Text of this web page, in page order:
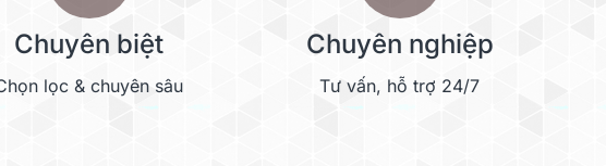
Chuyên biệt
lọc & chuyên sâu
Chuyên nghiệp
Tư vấn, hỗ trợ 24/7